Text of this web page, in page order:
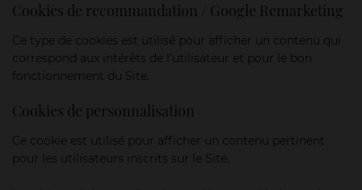
Cookies de recommandation / Google Remarketing
Ce type de cookies est utilisé pour afficher un contenu qui
correspond aux intérêts de l’utilisateur et pour le bon
fonctionnement du Site.
Cookies de personnalisation
Ce cookie est utilisé pour afficher un contenu pertinent
pour les utilisateurs inscrits sur le Site.